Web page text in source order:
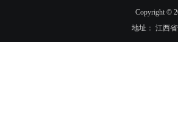
Copyright ©
地址： 江西